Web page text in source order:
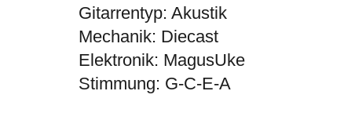
Gitarrentyp: Akustik
Mechanik: Diecast
Elektronik: MagusUke
Stimmung: G-C-E-A